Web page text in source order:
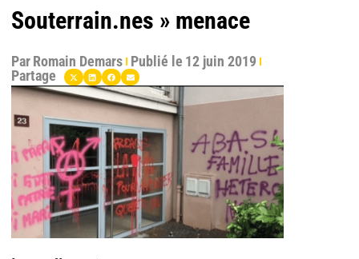
Souterrain.nes » menace
ParRomain Demars Publié le 12 juin 2019
Partage